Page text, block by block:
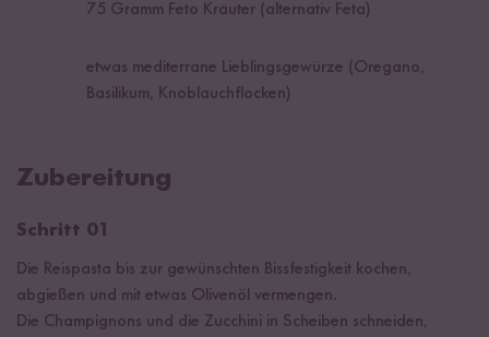
75 Gramm Feto Kräuter (alternativ Feta)
etwas mediterrane Lieblingsgewürze (Oregano,
Basilikum, Knoblauchflocken)
Zubereitung
Schritt 01
Die Reispasta bis zur gewünschten Bissfestigkeit kochen,
abgießen und mit etwas Olivenöl vermengen.
Die Champignons und die Zucchini in Scheiben schneiden,